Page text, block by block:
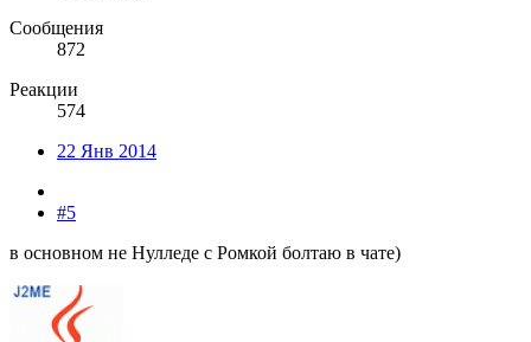
Сообщения
872
Реакции
574
22 Янв 2014
#5
в основном не Нулледе с Ромкой болтаю в чате)